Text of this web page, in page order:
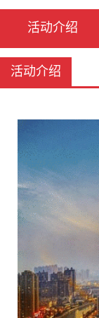
活动介绍
活动介绍